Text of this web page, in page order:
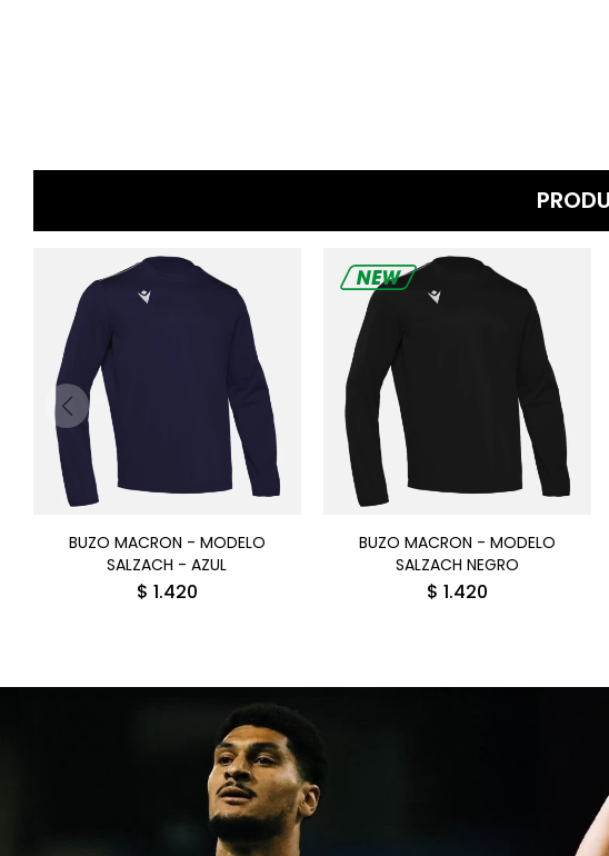
BUZO MACRON - MODELO
SALZACH - AZUL
$ 1.420
BUZO MACRON - MODELO
SALZACH NEGRO
$ 1.420